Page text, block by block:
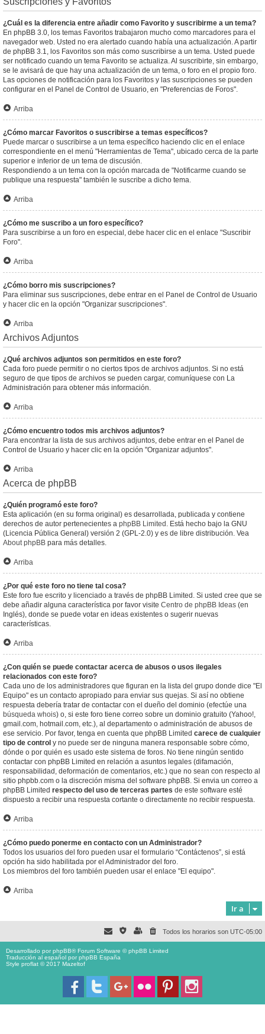
¿Cuál es la diferencia entre añadir como Favorito y suscribirme a un tema?
En phpBB 3.0, los temas Favoritos trabajaron mucho como marcadores para el
navegador web. Usted no era alertado cuando había una actualización. A partir
de phpBB 3.1, los Favoritos son más como suscribirse a un tema. Usted puede
ser notificado cuando un tema Favorito se actualiza. Al suscribirte, sin embargo,
se le avisará de que hay una actualización de un tema, o foro en el propio foro.
Las opciones de notificación para los Favoritos y las suscripciones se pueden
configurar en el Panel de Control de Usuario, en "Preferencias de Foros".
Arriba
¿Cómo marcar Favoritos o suscribirse a temas específicos?
Puede marcar o suscribirse a un tema específico haciendo clic en el enlace
correspondiente en el menú "Herramientas de Tema", ubicado cerca de la parte
superior e inferior de un tema de discusión.
Respondiendo a un tema con la opción marcada de "Notificarme cuando se
publique una respuesta" también le suscribe a dicho tema.
Arriba
¿Cómo me suscribo a un foro específico?
Para suscribirse a un foro en especial, debe hacer clic en el enlace "Suscribir
Foro".
Arriba
¿Cómo borro mis suscripciones?
Para eliminar sus suscripciones, debe entrar en el Panel de Control de Usuario
y hacer clic en la opción "Organizar suscripciones".
Arriba
Archivos Adjuntos
¿Qué archivos adjuntos son permitidos en este foro?
Cada foro puede permitir o no ciertos tipos de archivos adjuntos. Si no está
seguro de que tipos de archivos se pueden cargar, comuníquese con La
Administración para obtener más información.
Arriba
¿Cómo encuentro todos mis archivos adjuntos?
Para encontrar la lista de sus archivos adjuntos, debe entrar en el Panel de
Control de Usuario y hacer clic en la opción "Organizar adjuntos".
Arriba
Acerca de phpBB
¿Quién programó este foro?
Esta aplicación (en su forma original) es desarrollada, publicada y contiene
derechos de autor pertenecientes a phpBB Limited . Está hecho bajo la GNU
(Licencia Pública General) versión 2 (GPL-2.0) y es de libre distribución. Vea
About phpBB para más detalles.
Arriba
¿Por qué este foro no tiene tal cosa?
Este foro fue escrito y licenciado a través de phpBB Limited. Si usted cree que se
debe añadir alguna característica por favor visite Centro de phpBB Ideas (en
Inglés), donde se puede votar en ideas existentes o sugerir nuevas
características.
Arriba
¿Con quién se puede contactar acerca de abusos o usos ilegales
relacionados con este foro?
Cada uno de los administradores que figuran en la lista del grupo donde dice "El
Equipo" es un contacto apropiado para enviar sus quejas. Si así no obtiene
respuesta debería tratar de contactar con el dueño del dominio (efectúe una
búsqueda whois) o, si este foro tiene correo sobre un dominio gratuito (Yahoo!,
gmail.com, hotmail.com, etc.), al departamento o administración de abusos de
ese servicio. Por favor, tenga en cuenta que phpBB Limited carece de cualquier
tipo de control y no puede ser de ninguna manera responsable sobre cómo,
dónde o por quién es usado este sistema de foros. No tiene ningún sentido
contactar con phpBB Limited en relación a asuntos legales (difamación,
responsabilidad, deformación de comentarios, etc.) que no sean con respecto al
sitio phpbb.com o la discreción misma del software phpBB. Si envia un correo a
phpBB Limited respecto del uso de terceras partes de este software esté
dispuesto a recibir una respuesta cortante o directamente no recibir respuesta.
Arriba
¿Cómo puedo ponerme en contacto con un Administrador?
Todos los usuarios del foro pueden usar el formulario “Contáctenos”, si está
opción ha sido habilitada por el Administrador del foro.
Los miembros del foro también pueden usar el enlace "El equipo".
Arriba
Ir a
Todos los horarios son UTC-05:00
Desarrollado porphpBB® Forum Software © phpBB Limited
Traducción al español porphpBB España
Style proflat © 2017 Mazeltof